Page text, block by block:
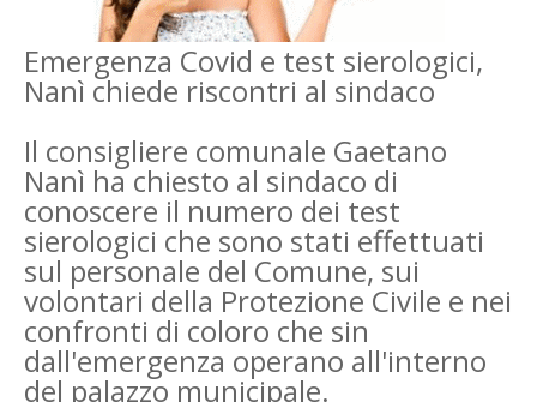
Emergenza Covid e test sierologici,
Nanì chiede riscontri al sindaco
Il consigliere comunale Gaetano
Nanì ha chiesto al sindaco di
conoscere il numero dei test
sierologici che sono stati effettuati
sul personale del Comune, sui
volontari della Protezione Civile e nei
confronti di coloro che sin
dall'emergenza operano all'interno
del palazzo municipale.